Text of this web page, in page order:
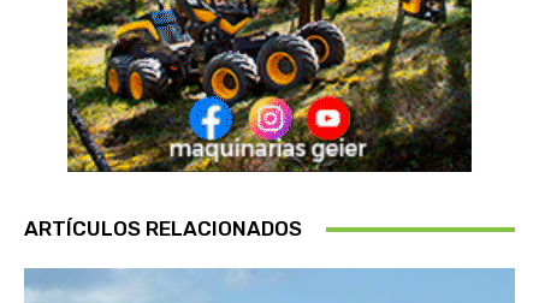
ARTÍCULOS RELACIONADOS